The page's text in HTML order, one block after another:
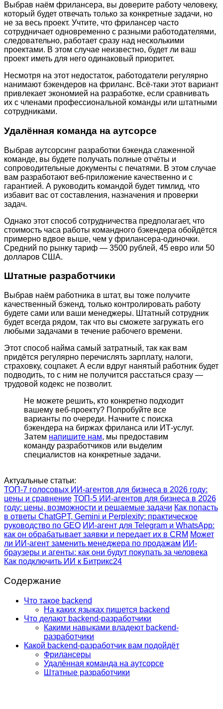
Выбрав наём фрилансера, вы доверите работу человеку,
который будет отвечать только за конкретные задачи, но
не за весь проект. Учтите, что фрилансер часто
сотрудничает одновременно с разными работодателями,
следовательно, работает сразу над несколькими
проектами. В этом случае неизвестно, будет ли ваш
проект иметь для него одинаковый приоритет.
Несмотря на этот недостаток, работодатели регулярно
нанимают бэкендеров на фриланс. Всё-таки этот вариант
привлекает экономией на разработке, если сравнивать
их с членами профессиональной команды или штатными
сотрудниками.
Удалённая команда на аутсорсе
Выбрав аутсорсинг разработки бэкенда слаженной
команде, вы будете получать полные отчёты и
сопроводительные документы с печатями. В этом случае
вам разработают веб-приложение качественно и с
гарантией. А руководить командой будет тимлид, что
избавит вас от составления, назначения и проверки
задач.
Однако этот способ сотрудничества предполагает, что
стоимость часа работы командного бэкендера обойдётся
примерно вдвое выше, чем у фрилансера-одиночки.
Средний по рынку тариф — 3500 рублей, 45 евро или 50
долларов США.
Штатные разработчики
Выбрав наём работника в штат, вы тоже получите
качественный бэкенд, только контролировать работу
будете сами или ваши менеджеры. Штатный сотрудник
будет всегда рядом, так что вы сможете загружать его
любыми задачами в течение рабочего времени.
Этот способ найма самый затратный, так как вам
придётся регулярно перечислять зарплату, налоги,
страховку, соцпакет. А если вдруг нанятый работник будет
подводить, то с ним не получится расстаться сразу —
трудовой кодекс не позволит.
Не можете решить, кто конкретно подходит
вашему веб-проекту? Попробуйте все
варианты по очереди. Начните с поиска
бэкендера на биржах фриланса или ИТ-услуг.
Затем напишите нам, мы предоставим
команду разработчиков или выделим
специалистов на конкретные задачи.
Актуальные статьи:
ТОП-7 голосовых ИИ-агентов для бизнеса в 2026 году:
цены и сравнение ТОП-5 ИИ-агентов для бизнеса в 2026
году: цены, возможности и решаемые задачи Как попасть
в ответы ChatGPT, Gemini и Perplexity: практическое
руководство по GEO ИИ-агент для Telegram и WhatsApp:
как он обрабатывает заявки и передает их в CRM Может
ли ИИ-агент заменить менеджера по продажам ИИ-
браузеры и агенты: как они будут покупать за человека
Как подключить ИИ к Битрикс24
Содержание
Что такое backend
На каких языках пишется backend
Что делают backend-разработчики
Какими навыками владеют backend-
разработчики
Какой backend-разработчик вам подойдёт
Фрилансеры
Удалённая команда на аутсорсе
Штатные разработчики